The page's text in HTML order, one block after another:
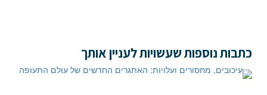
כתבות נוספות שעשויות לעניין אותך